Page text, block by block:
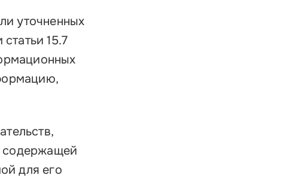
уточненных
15.7
содержащей
для его